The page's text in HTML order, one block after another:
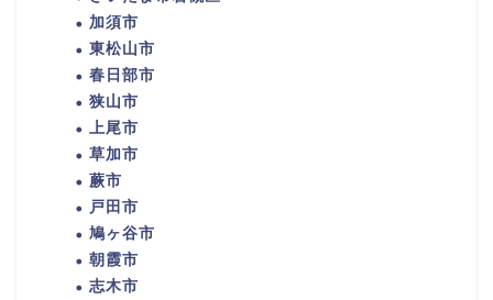
加須市
東松山市
春日部市
狭山市
上尾市
草加市
蕨市
戸田市
鳩ヶ谷市
朝霞市
志木市